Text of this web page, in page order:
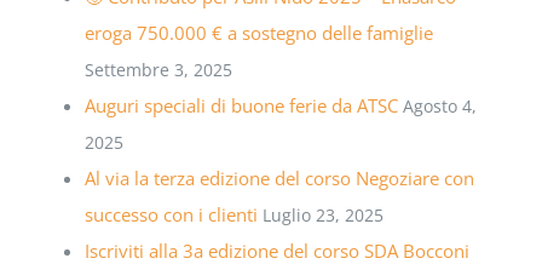
eroga 750.000 € a sostegno delle famiglie
Settembre 3, 2025
Auguri speciali di buone ferie da ATSC Agosto 4,
2025
Al via la terza edizione del corso Negoziare con
successo con i clienti Luglio 23, 2025
Iscriviti alla 3a edizione del corso SDA Bocconi